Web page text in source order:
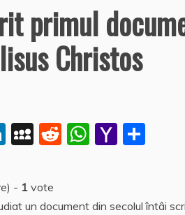
primul
Christos
Li
k
e
M
S
p
R
di
W
s
Y
o aj
- 1 vote
un document din secolul întâi